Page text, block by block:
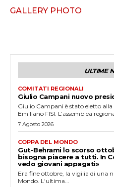
GALLERY PHOTO
ULTIME
COMITATI REGIONALI
Giulio Campani nuovo
Giulio Campani è stato eletto
Emiliano FISI. L’assemblea
7 Agosto 2026
COPPA DEL MONDO
Gut-Behrami lo scorso
bisogna piacere a tutti. In
vedo giovani appagati»
Era fine ottobre, la vigilia di una
Mondo. L'ultima...